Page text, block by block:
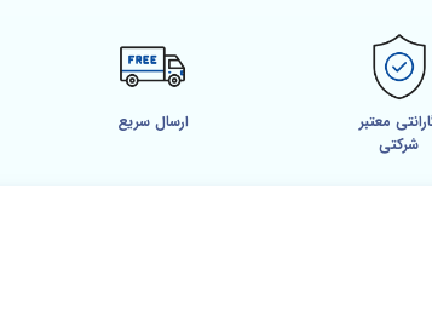
معتبر
شرکتی
ارسال سریع